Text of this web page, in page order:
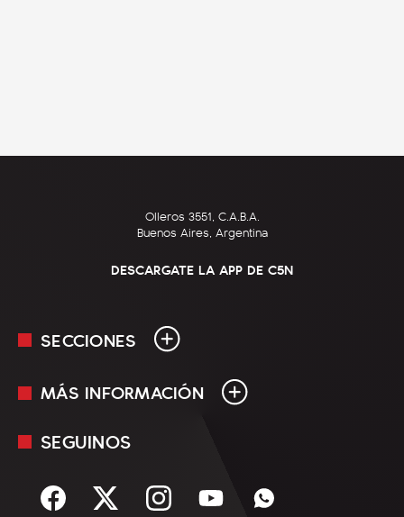
Olleros 3551, C.A.B.A.
Buenos Aires, Argentina
DESCARGATE LA APP DE C5N
SECCIONES
En Vivo
Sociedad
MÁS INFORMACIÓN
Mediakit
Términos y condiciones
SEGUINOS